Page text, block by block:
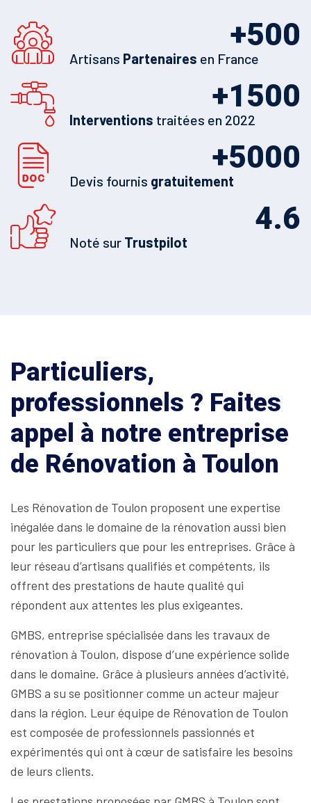
500
+
Artisans Partenaires en France
1500
+
Interventions traitées en 2022
5000
+
Devis fournis gratuitement
4.6
Noté sur Trustpilot
Particuliers,
professionnels ? Faites
appel à notre entreprise
de Rénovation à Toulon
Les Rénovation de Toulon proposent une expertise
inégalée dans le domaine de la rénovation aussi bien
pour les particuliers que pour les entreprises. Grâce à
leur réseau d’artisans qualifiés et compétents, ils
offrent des prestations de haute qualité qui
répondent aux attentes les plus exigeantes.
GMBS, entreprise spécialisée dans les travaux de
rénovation à Toulon, dispose d’une expérience solide
dans le domaine. Grâce à plusieurs années d’activité,
GMBS a su se positionner comme un acteur majeur
dans la région. Leur équipe de Rénovation de Toulon
est composée de professionnels passionnés et
expérimentés qui ont à cœur de satisfaire les besoins
de leurs clients.